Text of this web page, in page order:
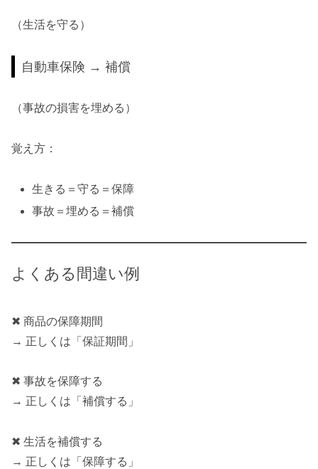
（生活を守る）
自動車保険 → 補償
（事故の損害を埋める）
覚え方：
生きる＝守る＝保障
事故＝埋める＝補償
よくある間違い例
✖ 商品の保障期間
→ 正しくは「保証期間」
✖ 事故を保障する
→ 正しくは「補償する」
✖ 生活を補償する
→ 正しくは「保障する」